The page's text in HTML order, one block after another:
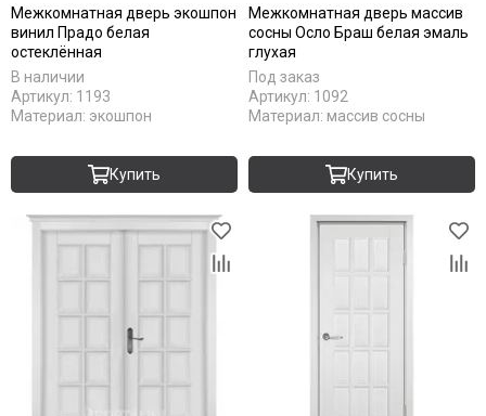
Межкомнатная дверь экошпон
винил Прадо белая
остеклённая
В наличии
Артикул: 1193
Материал: экошпон
Купить
Межкомнатная дверь массив
сосны Осло Браш белая эмаль
глухая
Под заказ
Артикул: 1092
Материал: массив сосны
Купить